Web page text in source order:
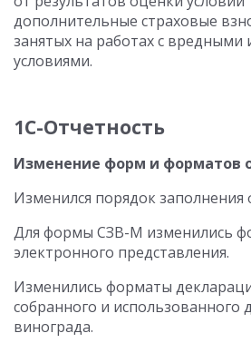
дополнительные страховые
занятых на работах с вредными
условиями.
1C-Отчетность
Изменение форм и форматов
Изменился порядок
Для формы СЗВ-М изменились
электронного представления.
Изменились форматы
собранного и использованного
винограда.